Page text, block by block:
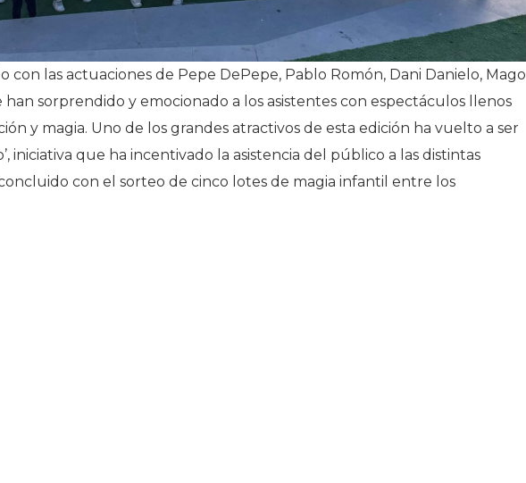
con las actuaciones de Pepe DePepe, Pablo Romón, Dani Danielo, Mago
han sorprendido y emocionado a los asistentes con espectáculos llenos
y magia. Uno de los grandes atractivos de esta edición ha vuelto a ser
iniciativa que ha incentivado la asistencia del público a las distintas
con el sorteo de cinco lotes de magia infantil entre los